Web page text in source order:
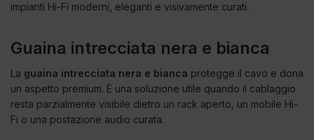
impianti Hi-Fi moderni, eleganti e visivamente curati.
Guaina intrecciata nera e bianca
La guaina intrecciata nera e bianca protegge il cavo e dona
un aspetto premium. È una soluzione utile quando il cablaggio
resta parzialmente visibile dietro un rack aperto, un mobile Hi-
Fi o una postazione audio curata.